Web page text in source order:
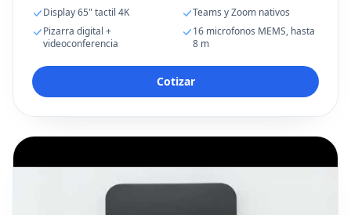
Display 65" tactil 4K
Teams y Zoom nativos
Pizarra digital +
videoconferencia
16 microfonos MEMS, hasta
8 m
Cotizar